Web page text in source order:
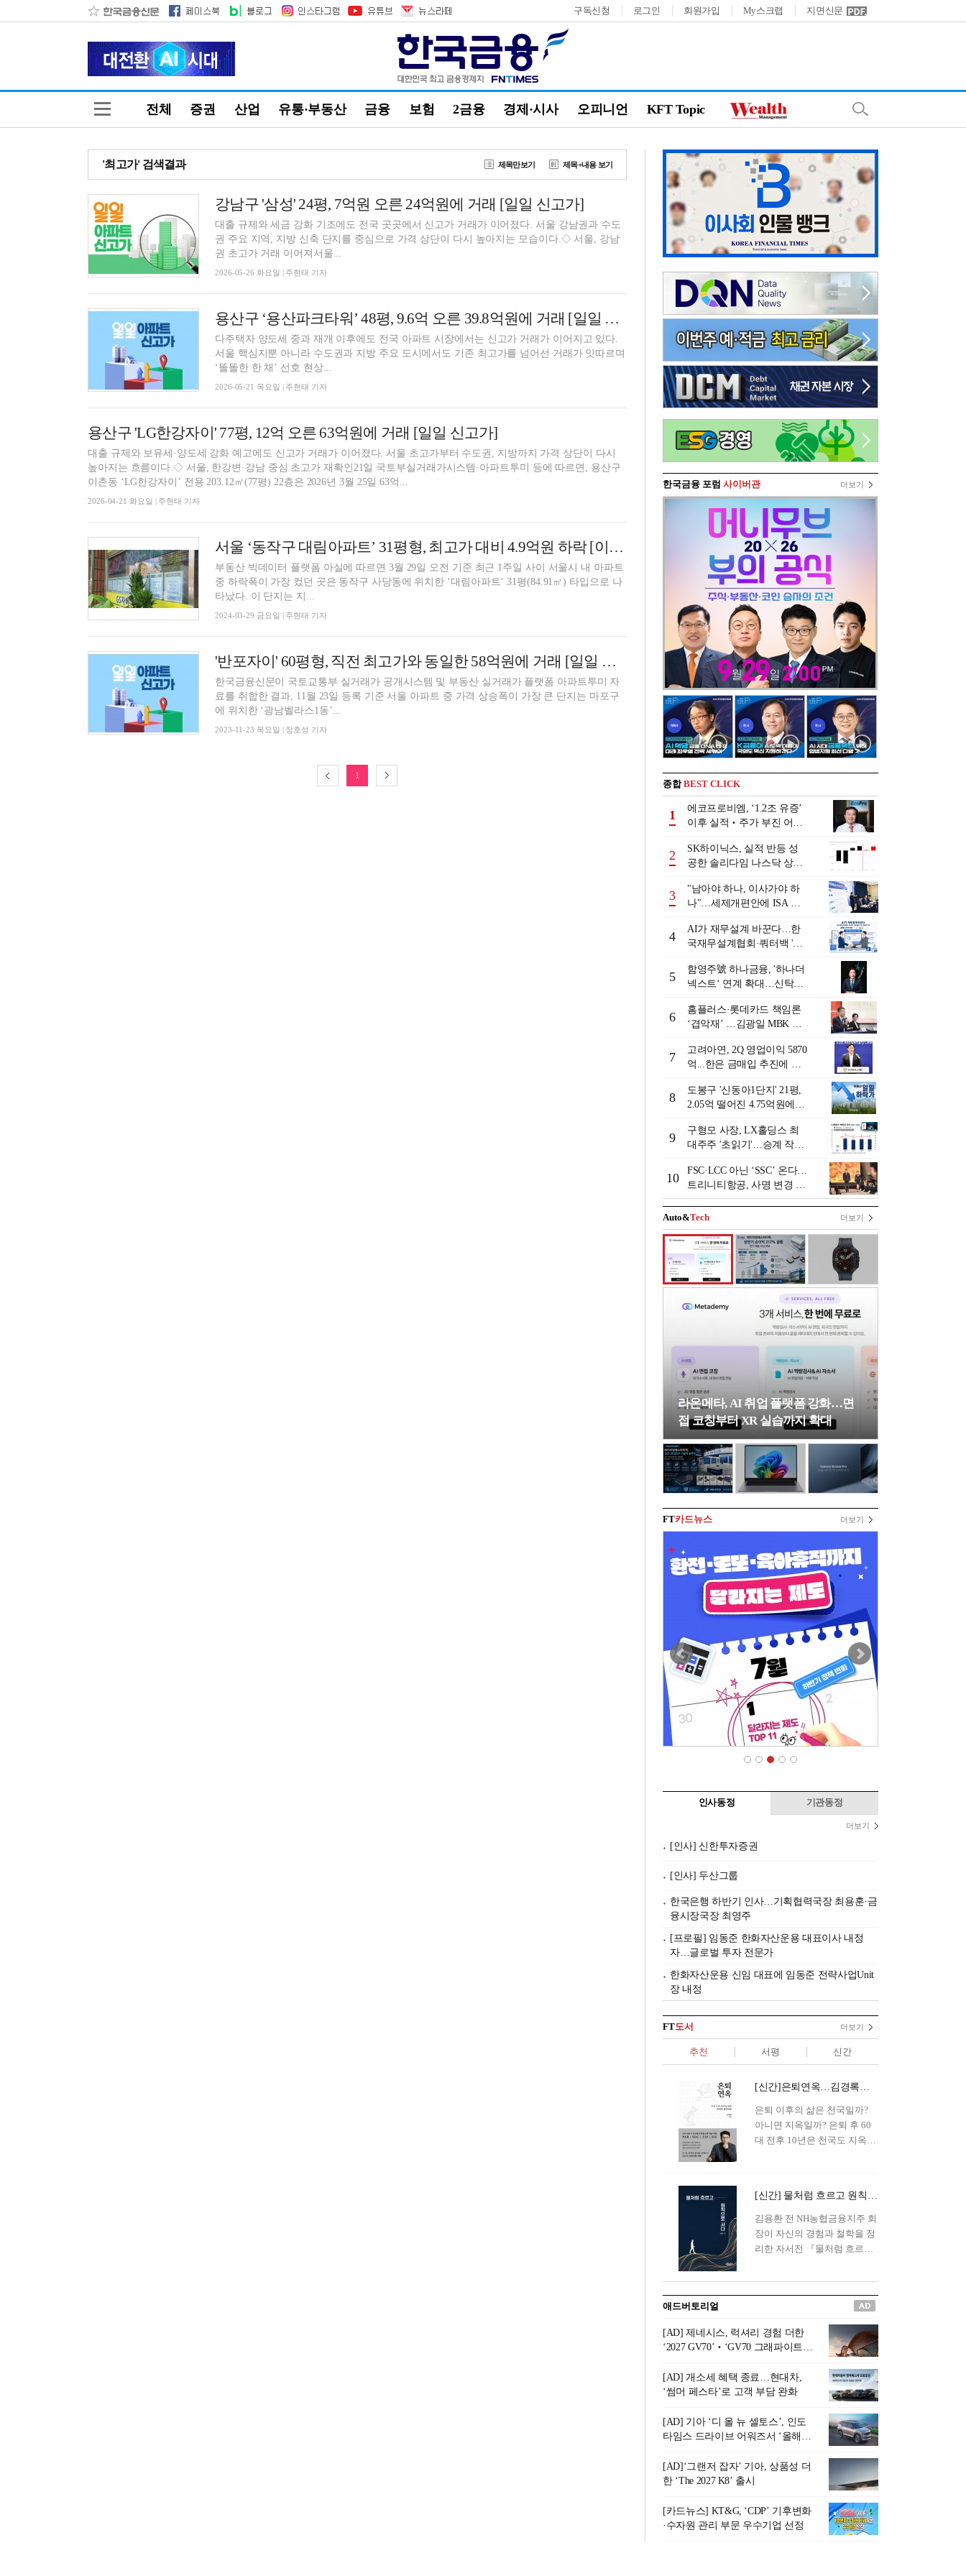
구독신청 로그인 회원가입 My스크랩 지면신문
전체 증권 산업 유통·부동산 금융 보험 2금융 경제·시사 오피니언 KFT Topic
'최고가' 검색결과 제목만보기 제목+내용 보기
강남구 '삼성' 24평, 7억원 오른 24억원에 거래 [일일 신고가]
대출 규제와 세금 강화 기조에도 전국 곳곳에서 신고가 거래가 이어졌다. 서울 강남권과 수도
권 주요 지역, 지방 신축 단지를 중심으로 가격 상단이 다시 높아지는 모습이다.◇ 서울, 강남
권 초고가 거래 이어져서울...
2026-05-26 화요일 | 주현태 기자
용산구 ‘용산파크타워’ 48평, 9.6억 오른 39.8억원에 거래 [일일 신고가]
다주택자 양도세 중과 재개 이후에도 전국 아파트 시장에서는 신고가 거래가 이어지고 있다.
서울 핵심지뿐 아니라 수도권과 지방 주요 도시에서도 기존 최고가를 넘어선 거래가 잇따르며
‘똘똘한 한 채’ 선호 현상...
2026-05-21 목요일 | 주현태 기자
용산구 'LG한강자이' 77평, 12억 오른 63억원에 거래 [일일 신고가]
대출 규제와 보유세·양도세 강화 예고에도 신고가 거래가 이어졌다. 서울 초고가부터 수도권, 지방까지 가격 상단이 다시
높아지는 흐름이다.◇ 서울, 한강변·강남 중심 초고가 재확인21일 국토부실거래가시스템·아파트투미 등에 따르면, 용산구
이촌동 ‘LG한강자이’ 전용 203.12㎡(77평) 22층은 2026년 3월 25일 63억...
2026-04-21 화요일 | 주현태 기자
서울 ‘동작구 대림아파트’ 31평형, 최고가 대비 4.9억원 하락 [이 주의 하락아파트]
부동산 빅데이터 플랫폼 아실에 따르면 3월 29일 오전 기준 최근 1주일 사이 서울시 내 아파트
중 하락폭이 가장 컸던 곳은 동작구 사당동에 위치한 ‘대림아파트’ 31평(84.91㎡) 타입으로 나
타났다. 이 단지는 지...
2024-03-29 금요일 | 주현태 기자
'반포자이' 60평형, 직전 최고가와 동일한 58억원에 거래 [일일 아파트 신고가]
한국금융신문이 국토교통부 실거래가 공개시스템 및 부동산 실거래가 플랫폼 아파트투미 자
료를 취합한 결과, 11월 23일 등록 기준 서울 아파트 중 가격 상승폭이 가장 큰 단지는 마포구
에 위치한 ‘광남벨라스1동’...
2023-11-23 목요일 | 장호성 기자
1
한국금융 포럼 사이버관 더보기
종합BEST CLICK
1
에코프로비엠, ‘1.2조 유증’
이후 실적‧주가 부진 어쩌
2
SK하이닉스, 실적 반등 성
공한 솔리다임 나스닥 상장
3
"남아야 하나, 이사가야 하
나"…세제개편안에 ISA 투
4
AI가 재무설계 바꾼다…한
국재무설계협회·쿼터백 '베
5
함영주號 하나금융, '하나더
넥스트‘ 연계 확대…신탁수
니어 비즈니스 돋보기]
6
홈플러스·롯데카드 책임론
‘겹악재’ …김광일 MBK 부
7
고려아연, 2Q 영업이익 5870
억...한은 금매입 추진에 주
8
도봉구 '신동아1단지' 21평,
2.05억 떨어진 4.75억원에
9
구형모 사장, LX홀딩스 최
대주주 '초읽기'…승계 작업
10
FSC·LCC 아닌 ‘SSC’ 온다…
트리니티항공, 사명 변경 넘
어 사업모델 전환 선언
Auto&Tech 더보기
라온메타, AI 취업 플랫폼 강화…면
접 코칭부터 XR 실습까지 확대
FT카드뉴스 더보기
인사동정 기관동정
더보기
[인사] 신한투자증권
[인사] 두산그룹
한국은행 하반기 인사…기획협력국장 최용훈·금
융시장국장 최영주
[프로필] 임동준 한화자산운용 대표이사 내정
자…글로벌 투자 전문가
한화자산운용 신임 대표에 임동준 전략사업Unit
장 내정
FT도서 더보기
추천 서평 신간
[신간]은퇴연옥…김경록의 은퇴 후 삶의 나침반
은퇴 이후의 삶은 천국일까?
아니면 지옥일까? 은퇴 후 60
대 전후 10년은 천국도 지옥도
은퇴 설계를 가이드해 온 김경
록 옵투스자산운용의 고문이
신간 『은퇴연옥』을 내놓았
다.단테는 지옥을 '모든 희망을
록 고문은 새로운 시각을 제시
0년의 과도기는 지옥이 아니라
정화와 성장의 공간인 ‘은퇴연
옥(Purgatory)’이라는 것이다.
연옥은 고통스럽지만 끝이 있
으며, 준비를 통해 천국으로 나
아갈 수 있는 희망의 장소라고
말한
[신간] 물처럼 흐르고 원칙으로 서다…김용환의 통찰을 담다
김용환 전 NH농협금융지주 회
장이 자신의 경험과 철학을 정
리한 자서전 『물처럼 흐르고
통 관료 출신으로 한국 금융의
주요 변곡점마다 중요한 역할
을 하고 금융 경영인으로서 큰
족적을 남긴 김 전 회장이 후배
세대에게 전하는 삶의 조언을
담은 인생 노트다.『물처럼 흐
르고 원칙으로 서다』는 단순
한 자서전을 넘어, 실패를 두려
워하지 않는 용기와 자신에 대
한 믿음이 어떻게 삶을 풍요롭
게 만드는지를 보여주는 지혜
의 보고로 평가된다.김용환 전
회장은 “인생의 목표가 크더라
도 조급해하지 말고 작은 것부
터 하나 하나 성취해 나가
라”고 조언한다. 뼈아픈 실패
조차 성공의 뼈대가 된다는 긍
애드버토리얼
[AD] 제네시스, 럭셔리 경험 더한
‘2027 GV70’‧‘GV70 그래파이트’
[AD] 개소세 혜택 종료…현대차,
‘썸머 페스타’로 고객 부담 완화
[AD] 기아 ‘디 올 뉴 셀토스’, 인도
타임스 드라이브 어워즈서 ‘올해의
[AD]‘그랜저 잡자’ 기아, 상품성 더
한 ‘The 2027 K8’ 출시
[카드뉴스] KT&G, ‘CDP’ 기후변화
·수자원 관리 부문 우수기업 선정